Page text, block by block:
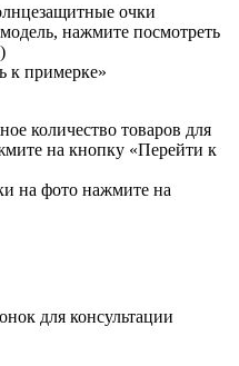
очки
нажмите посмотреть
к примерке»
количество товаров для
на кнопку «Перейти к
на фото нажмите на
для консультации